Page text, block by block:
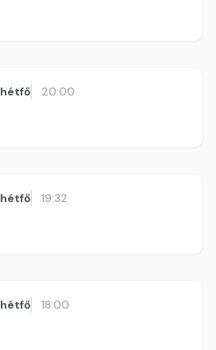
hétfő 20:00
hétfő 19:32
hétfő 18:00